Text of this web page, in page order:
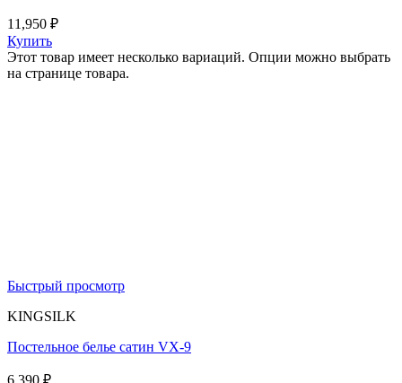
11,950 ₽
Купить
Этот товар имеет несколько вариаций. Опции можно выбрать
на странице товара.
Быстрый просмотр
KINGSILK
Постельное белье сатин VX-9